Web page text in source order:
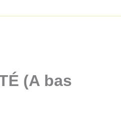
(A bas